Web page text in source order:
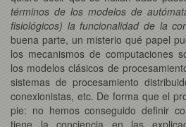
términos de los modelos de
fisiológicos) la funcionalidad de la
buena parte, un misterio qué papel
los mecanismos de computaciones
los modelos clásicos de
sistemas de procesamiento
conexionistas, etc. De forma que el
pie: no hemos conseguido definir
tiene la conciencia en las